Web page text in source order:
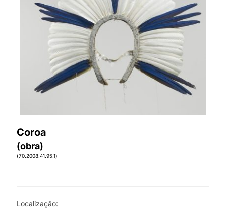
Coroa
(obra)
(70.2008.41.95.1)
Localização: